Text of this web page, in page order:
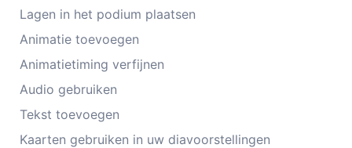
Lagen in het podium plaatsen
Animatie toevoegen
Animatietiming verfijnen
Audio gebruiken
Tekst toevoegen
Kaarten gebruiken in uw diavoorstellingen